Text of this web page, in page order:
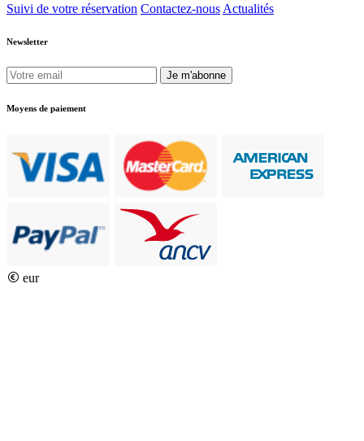
Suivi de votre réservation Contactez-nous Actualités
Newsletter
Je m'abonne
Moyens de paiement
eur